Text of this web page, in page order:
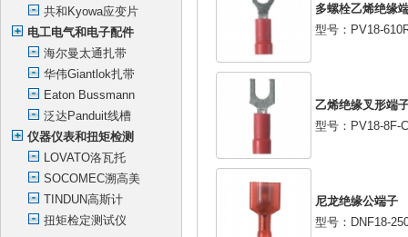
共和Kyowa应变片
电工电气和电子配件
海尔曼太通扎带
华伟Giantlok扎带
Eaton Bussmann
泛达Panduit线槽
仪器仪表和扭矩检测
LOVATO洛瓦托
SOCOMEC溯高美
TINDUN高斯计
扭矩检定测试仪
多螺栓乙烯绝缘
型号：PV18-
乙烯绝缘叉形端
型号：PV18-8F-
尼龙绝缘公端子
型号：DNF18-